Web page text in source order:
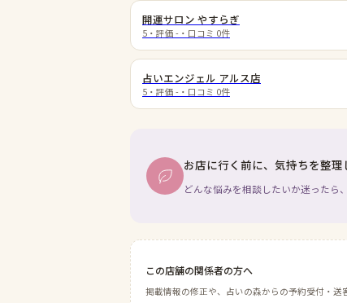
開運サロン やすらぎ
5 ・評価 - ・口コミ 0件
占いエンジェル アルス店
5 ・評価 - ・口コミ 0件
お店に行く前に、気持ちを整理
どんな悩みを相談したいか迷ったら
この店舗の関係者の方へ
掲載情報の修正や、占いの森からの予約受付・送